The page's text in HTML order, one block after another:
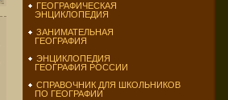
ГЕОГРАФИЧЕСКАЯ
ЭНЦИКЛОПЕДИЯ
ЗАНИМАТЕЛЬНАЯ
ГЕОГРАФИЯ
ЭНЦИКЛОПЕДИЯ
ГЕОГРАФИЯ РОССИИ
СПРАВОЧНИК ДЛЯ ШКОЛЬНИКОВ
ПО ГЕОГРАФИИ